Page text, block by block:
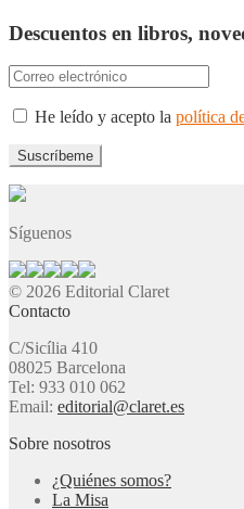
Descuentos en libros,
He leído y acepto la política
Síguenos
© 2026 Editorial Claret
Contacto
C/Sicília 410
08025 Barcelona
Tel: 933 010 062
Email: editorial@claret.es
Sobre nosotros
¿Quiénes somos?
La Misa